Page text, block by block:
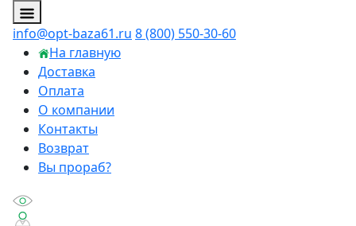
info@opt-baza61.ru 8 (800) 550-30-60
На главную
Доставка
Оплата
О компании
Контакты
Возврат
Вы прораб?